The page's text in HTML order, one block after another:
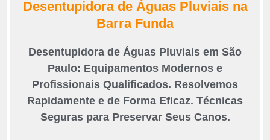
Desentupidora de Águas Pluviais na
Barra Funda
Desentupidora de Águas Pluviais em São
Paulo: Equipamentos Modernos e
Profissionais Qualificados. Resolvemos
Rapidamente e de Forma Eficaz. Técnicas
Seguras para Preservar Seus Canos.